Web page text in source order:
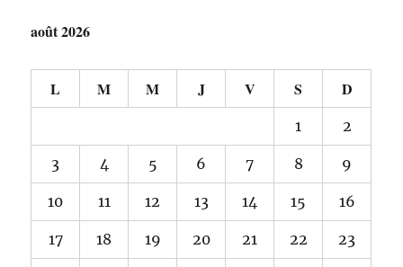
août 2026
L M M J V S D
1 2
3 4 5 6 7 8 9
10 11 12 13 14 15 16
17 18 19 20 21 22 23